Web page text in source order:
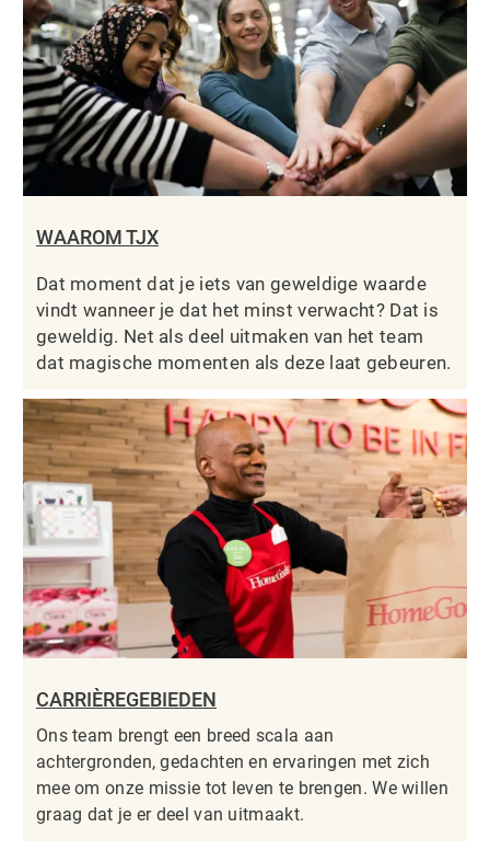
WAAROM TJX
Dat moment dat je iets van geweldige waarde
vindt wanneer je dat het minst verwacht? Dat is
geweldig. Net als deel uitmaken van het team
dat magische momenten als deze laat gebeuren.
CARRIÈREGEBIEDEN
Ons team brengt een breed scala aan
achtergronden, gedachten en ervaringen met zich
mee om onze missie tot leven te brengen. We willen
graag dat je er deel van uitmaakt.